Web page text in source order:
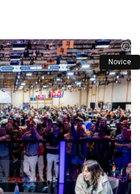
Novice